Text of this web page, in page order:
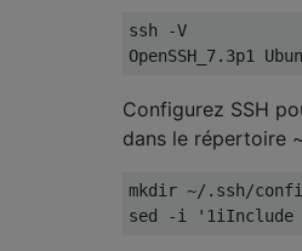
ssh -V
Configurez SSH
dans le répertoire
mkdir ~/.ssh/